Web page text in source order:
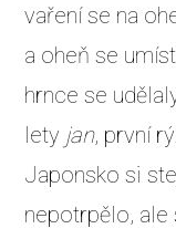
vaření se na
a oheň se
hrnce se
lety jan, první
Japonsko si
nepotrpělo, ale